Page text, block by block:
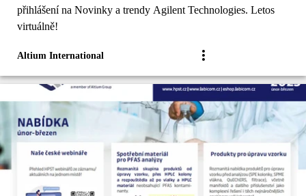
přihlášení na Novinky a trendy Agilent Technologies. Letos
virtuálně!
Altium International